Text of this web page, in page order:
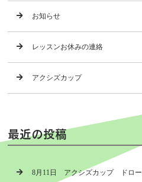
お知らせ
レッスンお休みの連絡
アクシズカップ
最近の投稿
8月11日 アクシズカップ ドロー